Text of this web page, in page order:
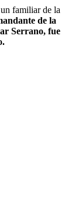
familiar de la
de la
Serrano, fue